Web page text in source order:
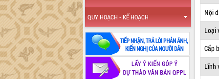
QUY HOẠCH - KẾ HOẠCH
Nội
Loại
Cấp
Lĩnh